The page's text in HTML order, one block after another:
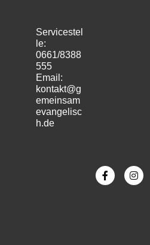
Servicestel
le:
0661/8388
555
Email:
kontakt@g
emeinsam
evangelisc
h.de